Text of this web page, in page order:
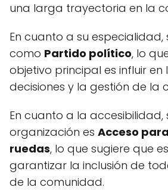
una larga trayectoria en la
En cuanto a su especialidad,
como Partido político, lo
objetivo principal es influir
decisiones y la gestión de la
En cuanto a la accesibilidad,
organización es Acceso
ruedas, lo que sugiere que
garantizar la inclusión de
de la comunidad.